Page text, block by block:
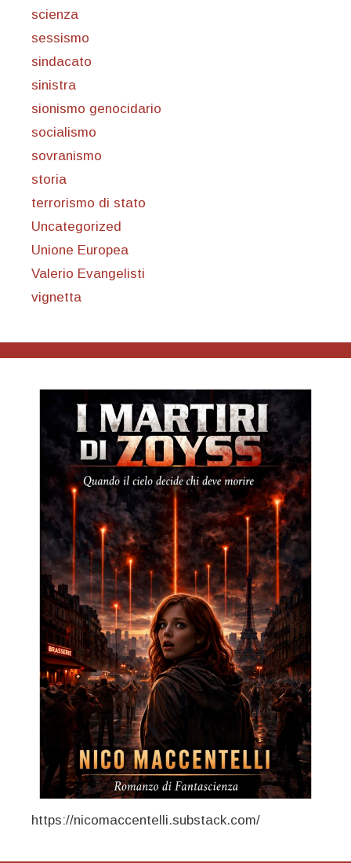
scienza
sessismo
sindacato
sinistra
sionismo genocidario
socialismo
sovranismo
storia
terrorismo di stato
Uncategorized
Unione Europea
Valerio Evangelisti
vignetta
https://nicomaccentelli.substack.com/